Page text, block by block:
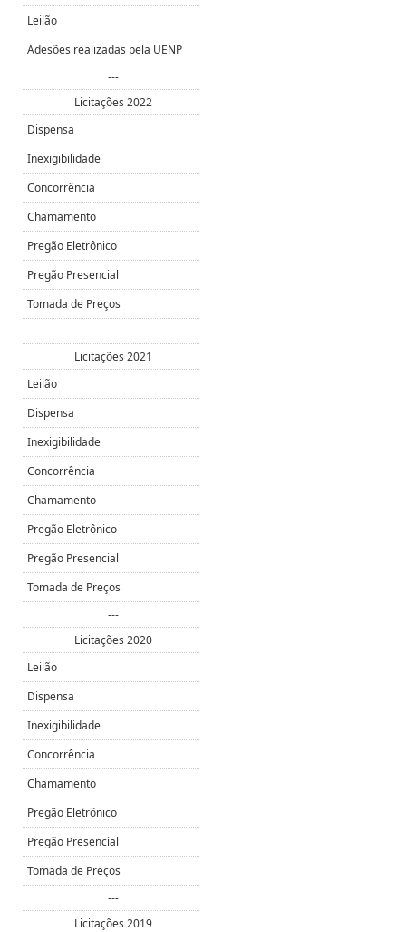
Leilão
Adesões realizadas pela UENP
---
Licitações 2022
Dispensa
Inexigibilidade
Concorrência
Chamamento
Pregão Eletrônico
Pregão Presencial
Tomada de Preços
---
Licitações 2021
Leilão
Dispensa
Inexigibilidade
Concorrência
Chamamento
Pregão Eletrônico
Pregão Presencial
Tomada de Preços
---
Licitações 2020
Leilão
Dispensa
Inexigibilidade
Concorrência
Chamamento
Pregão Eletrônico
Pregão Presencial
Tomada de Preços
---
Licitações 2019